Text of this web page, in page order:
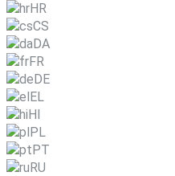
HR
CS
DA
FR
DE
EL
HI
PL
PT
RU